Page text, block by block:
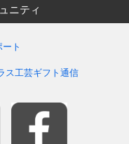
ニティ
ト
ス工芸ギフト通信